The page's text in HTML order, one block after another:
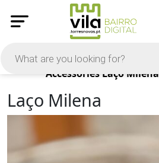
Products
Accessories Laço Milena
Laço Milena